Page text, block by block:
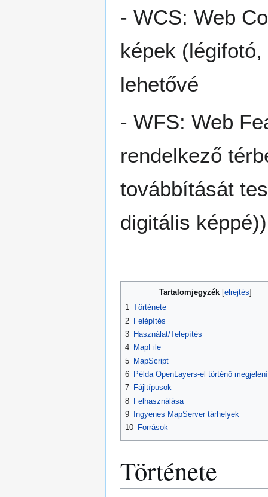
- WCS: Web
képek
lehetővé
- WFS: Web
rendelkező
továbbítását
digitális képpé))
Tartalomjegyzék
1 Története
2 Felépítés
3 Használat/Telepítés
4 MapFile
5 MapScript
6 Példa OpenLayers-el történő
7 Fájltípusok
8 Felhasználása
9
Ingyenes MapServer tárhelyek
10 Források
Története